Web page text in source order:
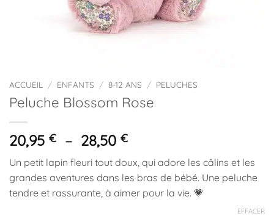
ACCUEIL / ENFANTS / 8-12 ANS / PELUCHES
Peluche Blossom Rose
20,95 € – 28,50 €Plage
prix :
20,95 €
à
Un petit lapin fleuri tout doux, qui adore les câlins et les
grandes aventures dans les bras de bébé. Une peluche
tendre et rassurante, à aimer pour la vie. 💗
EFFACER